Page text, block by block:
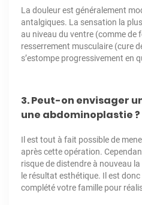
La douleur est généralement
antalgiques. La sensation la
au niveau du ventre (comme de
resserrement musculaire (cure
s’estompe progressivement en
3. Peut-on envisager
une abdominoplastie ?
Il est tout à fait possible de
après cette opération.
risque de distendre à nouveau
le résultat esthétique. Il est donc
complété votre famille pour